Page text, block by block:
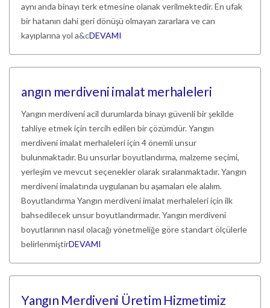
aynı anda binayı terk etmesine olanak verilmektedir. En ufak
bir hatanın dahi geri dönüşü olmayan zararlara ve can
kayıplarına yol a&cDEVAMI
angın merdiveni imalat merhaleleri
Yangın merdiveni acil durumlarda binayı güvenli bir şekilde
tahliye etmek için tercih edilen bir çözümdür. Yangın
merdiveni imalat merhaleleri için 4 önemli unsur
bulunmaktadır. Bu unsurlar boyutlandırma, malzeme seçimi,
yerleşim ve mevcut seçenekler olarak sıralanmaktadır. Yangın
merdiveni imalatında uygulanan bu aşamaları ele alalım.
Boyutlandırma Yangın merdiveni imalat merhaleleri için ilk
bahsedilecek unsur boyutlandırmadır. Yangın merdiveni
boyutlarının nasıl olacağı yönetmeliğe göre standart ölçülerle
belirlenmiştirDEVAMI
Yangın Merdiveni Üretim Hizmetimiz